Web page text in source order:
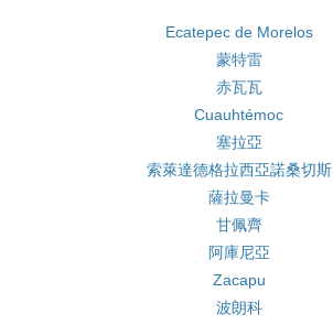
Ecatepec de Morelos
蒙特雷
赤瓦瓦
Cuauhtémoc
塞拉亞
索萊達德格拉西亞諾桑切斯
薩拉曼卡
甘佩齊
阿庫尼亞
Zacapu
波朗科